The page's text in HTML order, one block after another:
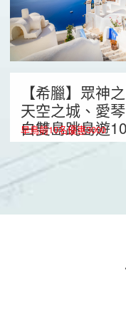
【希臘】眾神
天空之城、愛
白雙島跳島遊
早鳥前10名優惠3000
愛琴海藍與白的天堂
奧林帕斯山的回聲
$119900起